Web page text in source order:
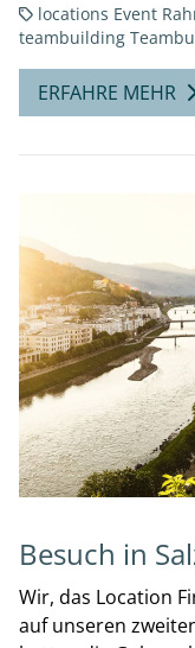
locations Event
teambuilding
ERFAHRE MEHR
Besuch in
Wir, das Location
auf unseren